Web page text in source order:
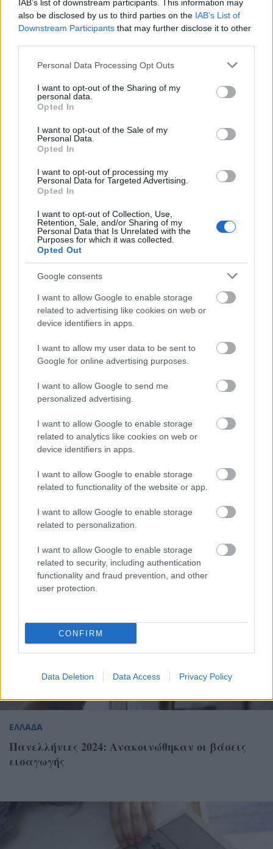
IAB’s list of downstream participants. This information may
also be disclosed by us to third parties on the IAB’s List of
Downstream Participants that may further disclose it to other
Please note that this website/app uses one or more Google
not limited to your visit or usage behaviour. You may click to
grant or deny consent to Google and its third-party tags to
use your data for below specified purposes in below Google
consent section.
Personal Data Processing Opt Outs
I want to opt-out of the Sharing of my
personal data.
Opted In
I want to opt-out of the Sale of my
Personal Data.
Opted In
I want to opt-out of processing my
Personal Data for Targeted Advertising.
Opted In
I want to opt-out of Collection, Use,
Retention, Sale, and/or Sharing of my
Personal Data that Is Unrelated with the
Purposes for which it was collected.
Opted Out
Google consents
I want to allow Google to enable storage
related to advertising like cookies on web or
device identifiers in apps.
I want to allow my user data to be sent to
Google for online advertising purposes.
I want to allow Google to send me
personalized advertising.
I want to allow Google to enable storage
related to analytics like cookies on web or
device identifiers in apps.
I want to allow Google to enable storage
related to functionality of the website or app.
I want to allow Google to enable storage
related to personalization.
I want to allow Google to enable storage
related to security, including authentication
functionality and fraud prevention, and other
user protection.
CONFIRM
Data Deletion Data Access Privacy Policy
ΤΟΠΙΚΑ ΝΕΑ
Μηχανογραφικό 2024: Επέλεξαν σπουδές στον
τόπο τους, μέχρι πότε και τι αλλαγές μπορούν
να γίνουν
ΕΛΛΑΔΑ
Μηχανογραφικό 2024: Πότε κλείνει η
πλατφόρμα και πότε βγαίνουν οι Βάσεις 2024
ΕΛΛΑΔΑ
Πανελλήνιες 2024: Ανακοινώθηκαν οι βάσεις
εισαγωγής